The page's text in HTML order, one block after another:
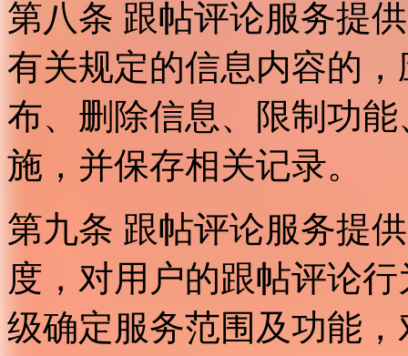
第八条 跟帖评论服务提
有关规定的信息内容的
布、删除信息、限制功
施，并保存相关记录。
第九条 跟帖评论服务提
度，对用户的跟帖评论
级确定服务范围及功能